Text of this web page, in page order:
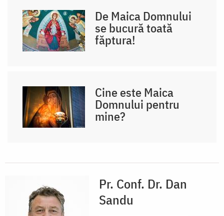
De Maica Domnului
se bucură toată
făptura!
Cine este Maica
Domnului pentru
mine?
Pr. Conf. Dr. Dan
Sandu